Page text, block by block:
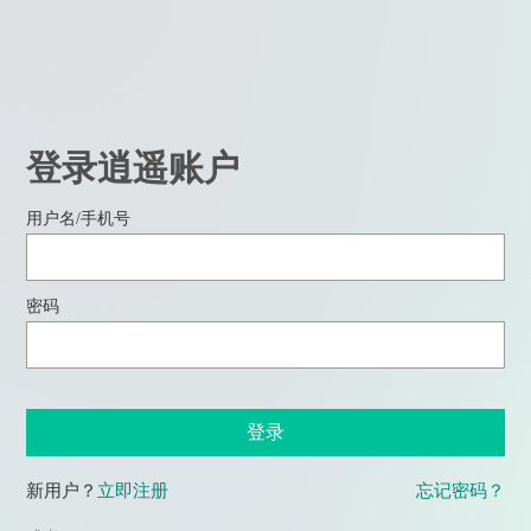
登录逍遥账户
用户名/手机号
密码
登录
新用户？ 立即注册 忘记密码？